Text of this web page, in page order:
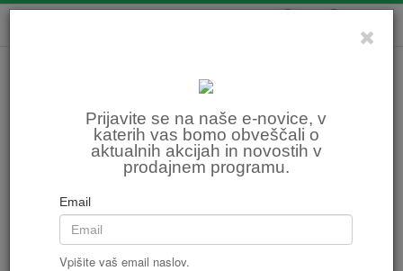
Prijavite se na naše e-novice, v
katerih vas bomo obveščali o
aktualnih akcijah in novostih v
prodajnem programu.
Email
Vpišite vaš email naslov.